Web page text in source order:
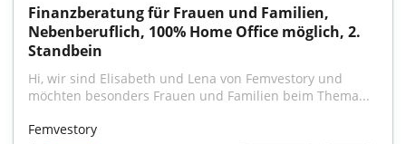
Finanzberatung für Frauen und Familien,
Nebenberuflich, 100% Home Office möglich, 2.
Standbein
Hi, wir sind Elisabeth und Lena von Femvestory und
möchten besonders Frauen und Familien beim Thema...
Femvestory